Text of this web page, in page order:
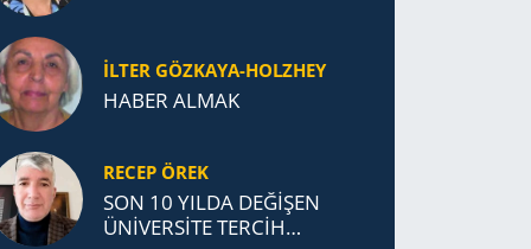
İLTER GÖZKAYA-HOLZHEY
HABER ALMAK
RECEP ÖREK
SON 10 YILDA DEĞİŞEN
ÜNİVERSİTE TERCİH